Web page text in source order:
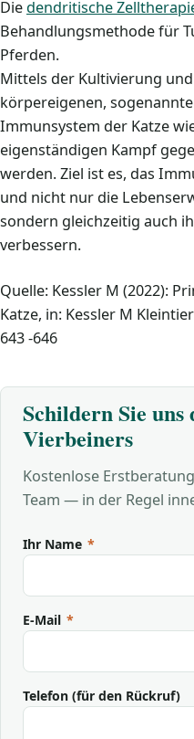
Diedendritische
Behandlungsmethode für
Pferden.
Mittels der Kultivierung
körpereigenen,
Immunsystem der Katze
eigenständigen Kampf
werden. Ziel ist es, das
und nicht nur die
sondern gleichzeitig auch
verbessern.
Quelle: Kessler M (2022):
Katze, in: Kessler M
643 -646
Schildern Sie
Vierbeiners
Kostenlose
Team — in der Regel
Ihr Name *
E-Mail *
Telefon (für den Rückruf)